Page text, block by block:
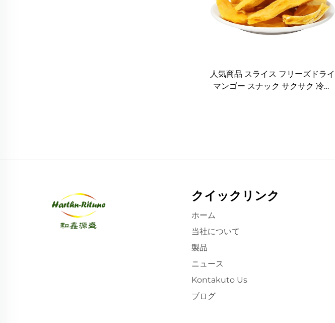
人気商品 スライス フリーズドライ
マンゴー スナック サクサク 冷凍
クイックリンク
ホーム
当社について
製品
ニュース
Kontakuto Us
ブログ